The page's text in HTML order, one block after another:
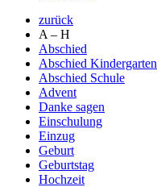
zurück
A – H
Abschied
Abschied Kindergarten
Abschied Schule
Advent
Danke sagen
Einschulung
Einzug
Geburt
Geburtstag
Hochzeit